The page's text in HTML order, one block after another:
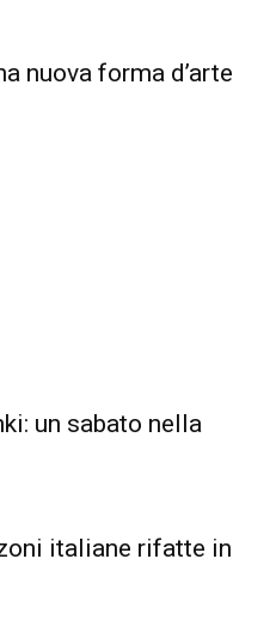
nuova forma d’arte
un sabato nella
italiane rifatte in